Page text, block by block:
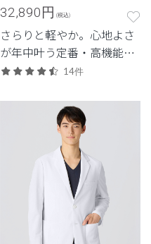
32,890円 (税込)
さらりと軽やか。心地よさ
が年中叶う定番・高機能シ
リーズ。
14件